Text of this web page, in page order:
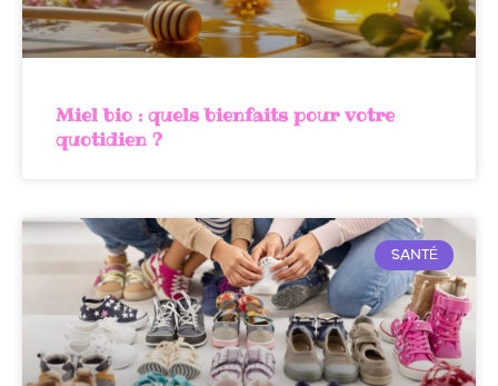
Miel bio : quels bienfaits pour votre
quotidien ?
SANTÉ